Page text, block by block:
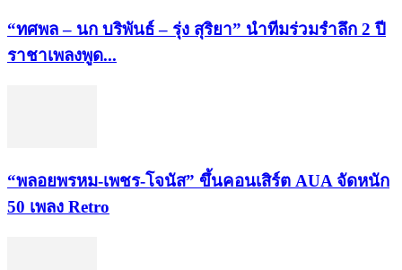
“ทศพล – นก บริพันธ์ – รุ่ง สุริยา” นำทีมร่วมรำลึก 2 ปี
ราชาเพลงพูด...
“พลอยพรหม-เพชร-โจนัส” ขึ้นคอนเสิร์ต AUA จัดหนัก
50 เพลง Retro